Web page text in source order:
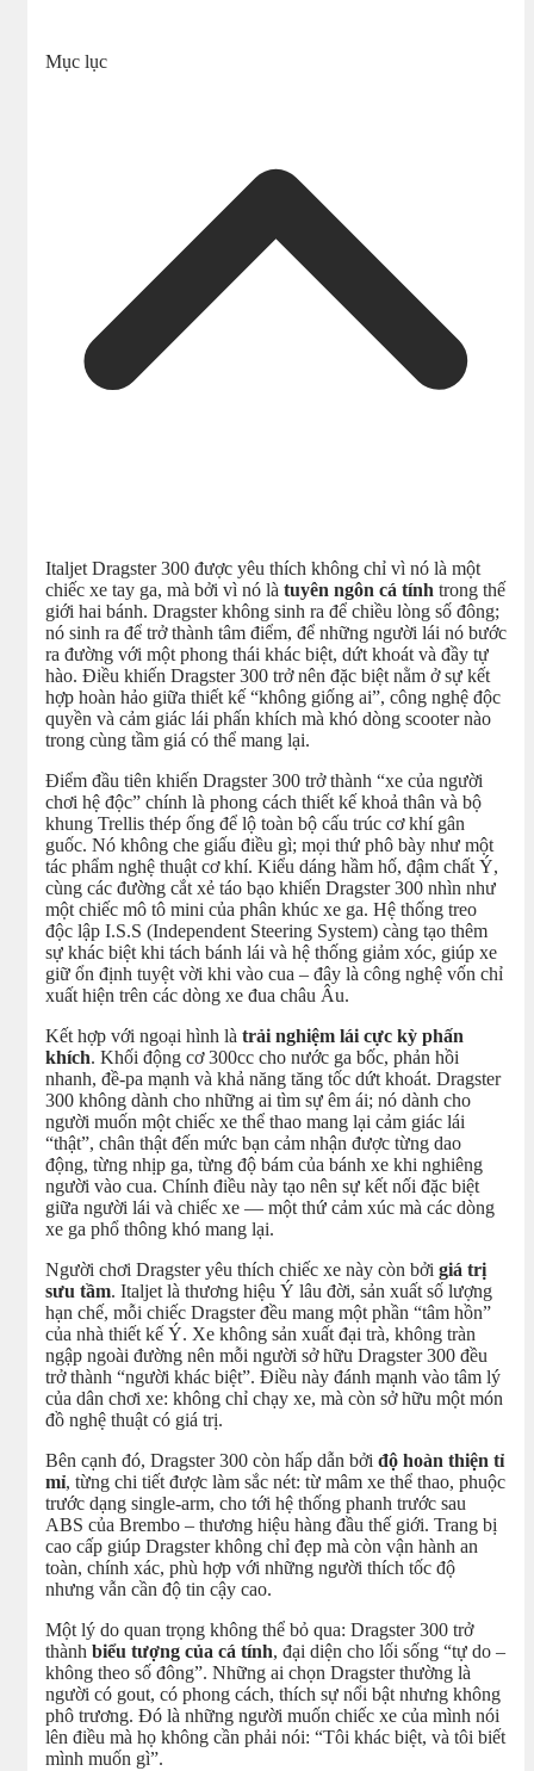
Mục lục
Italjet Dragster 300 được yêu thích không chỉ vì nó là một
chiếc xe tay ga, mà bởi vì nó là tuyên ngôn cá tính trong thế
giới hai bánh. Dragster không sinh ra để chiều lòng số đông;
nó sinh ra để trở thành tâm điểm, để những người lái nó bước
ra đường với một phong thái khác biệt, dứt khoát và đầy tự
hào. Điều khiến Dragster 300 trở nên đặc biệt nằm ở sự kết
hợp hoàn hảo giữa thiết kế “không giống ai”, công nghệ độc
quyền và cảm giác lái phấn khích mà khó dòng scooter nào
trong cùng tầm giá có thể mang lại.
Điểm đầu tiên khiến Dragster 300 trở thành “xe của người
chơi hệ độc” chính là phong cách thiết kế khoả thân và bộ
khung Trellis thép ống để lộ toàn bộ cấu trúc cơ khí gân
guốc. Nó không che giấu điều gì; mọi thứ phô bày như một
tác phẩm nghệ thuật cơ khí. Kiểu dáng hầm hố, đậm chất Ý,
cùng các đường cắt xẻ táo bạo khiến Dragster 300 nhìn như
một chiếc mô tô mini của phân khúc xe ga. Hệ thống treo
độc lập I.S.S (Independent Steering System) càng tạo thêm
sự khác biệt khi tách bánh lái và hệ thống giảm xóc, giúp xe
giữ ổn định tuyệt vời khi vào cua – đây là công nghệ vốn chỉ
xuất hiện trên các dòng xe đua châu Âu.
Kết hợp với ngoại hình là trải nghiệm lái cực kỳ phấn
khích. Khối động cơ 300cc cho nước ga bốc, phản hồi
nhanh, đề-pa mạnh và khả năng tăng tốc dứt khoát. Dragster
300 không dành cho những ai tìm sự êm ái; nó dành cho
người muốn một chiếc xe thể thao mang lại cảm giác lái
“thật”, chân thật đến mức bạn cảm nhận được từng dao
động, từng nhịp ga, từng độ bám của bánh xe khi nghiêng
người vào cua. Chính điều này tạo nên sự kết nối đặc biệt
giữa người lái và chiếc xe — một thứ cảm xúc mà các dòng
xe ga phổ thông khó mang lại.
Người chơi Dragster yêu thích chiếc xe này còn bởi giá trị
sưu tầm. Italjet là thương hiệu Ý lâu đời, sản xuất số lượng
hạn chế, mỗi chiếc Dragster đều mang một phần “tâm hồn”
của nhà thiết kế Ý. Xe không sản xuất đại trà, không tràn
ngập ngoài đường nên mỗi người sở hữu Dragster 300 đều
trở thành “người khác biệt”. Điều này đánh mạnh vào tâm lý
của dân chơi xe: không chỉ chạy xe, mà còn sở hữu một món
đồ nghệ thuật có giá trị.
Bên cạnh đó, Dragster 300 còn hấp dẫn bởi độ hoàn thiện tỉ
mỉ, từng chi tiết được làm sắc nét: từ mâm xe thể thao, phuộc
trước dạng single-arm, cho tới hệ thống phanh trước sau
ABS của Brembo – thương hiệu hàng đầu thế giới. Trang bị
cao cấp giúp Dragster không chỉ đẹp mà còn vận hành an
toàn, chính xác, phù hợp với những người thích tốc độ
nhưng vẫn cần độ tin cậy cao.
Một lý do quan trọng không thể bỏ qua: Dragster 300 trở
thành biểu tượng của cá tính, đại diện cho lối sống “tự do –
không theo số đông”. Những ai chọn Dragster thường là
người có gout, có phong cách, thích sự nổi bật nhưng không
phô trương. Đó là những người muốn chiếc xe của mình nói
lên điều mà họ không cần phải nói: “Tôi khác biệt, và tôi biết
mình muốn gì”.